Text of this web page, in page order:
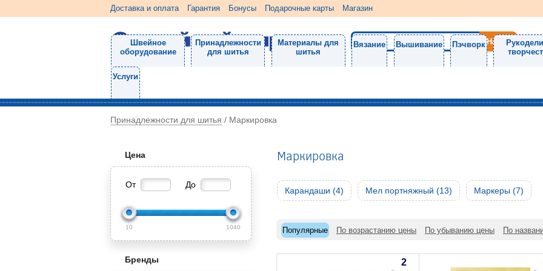
Доставка и оплата Гарантия Бонусы Подарочные карты Магазин
Швейное
оборудование
Принадлежности
для шитья
Материалы для
шитья
Вязание Вышивание Пэчворк
Услуги
Принадлежности для шитья / Маркировка
Цена
От До
10 1040
Бренды
Маркировка
Карандаши (4) Мел портняжный (13) Маркеры (7)
Популярные По возрастанию цены По убыванию цены По
2